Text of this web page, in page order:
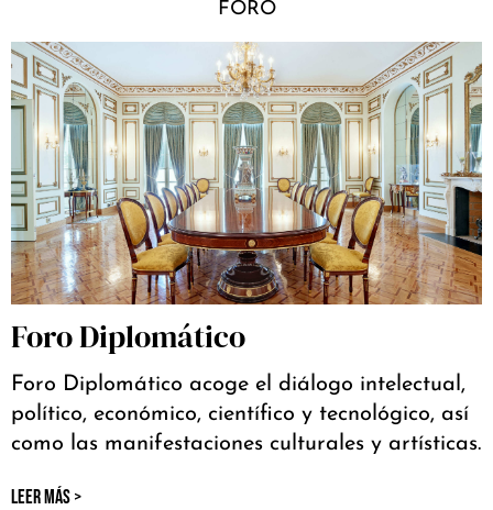
FORO
Foro Diplomático
Foro Diplomático acoge el diálogo intelectual,
político, económico, científico y tecnológico, así
como las manifestaciones culturales y artísticas.
LEER MÁS >